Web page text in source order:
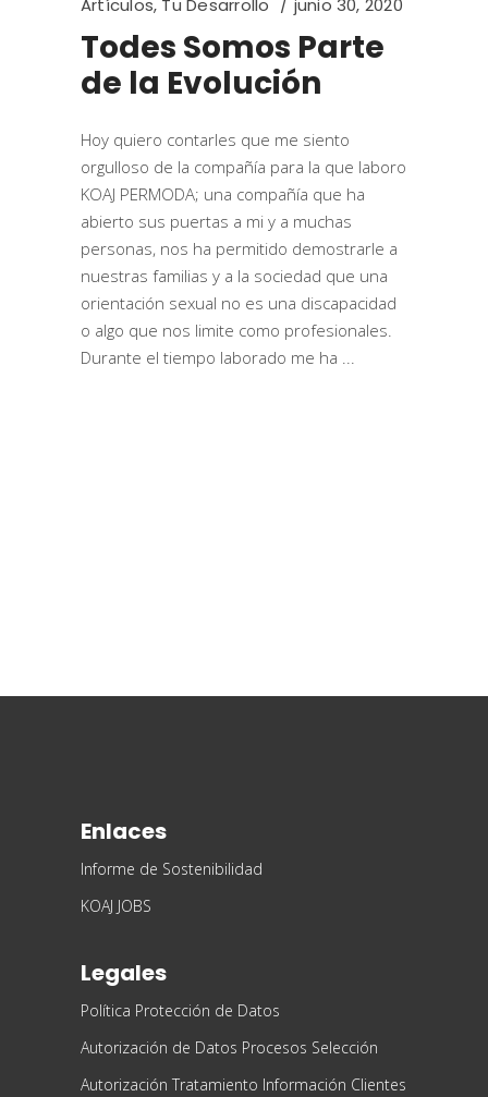
Artículos, Tu Desarrollo junio 30, 2020
Todes Somos Parte
de la Evolución
Hoy quiero contarles que me siento
orgulloso de la compañía para la que laboro
KOAJ PERMODA; una compañía que ha
abierto sus puertas a mi y a muchas
personas, nos ha permitido demostrarle a
nuestras familias y a la sociedad que una
orientación sexual no es una discapacidad
o algo que nos limite como profesionales.
Durante el tiempo laborado me ha
Enlaces
Informe de Sostenibilidad
KOAJ JOBS
Legales
Política Protección de Datos
Autorización de Datos Procesos Selección
Autorización Tratamiento Información Clientes